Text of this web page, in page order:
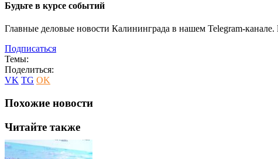
Будьте в курсе событий
Главные деловые новости Калининграда в нашем Telegram-
Подписаться
Темы:
Поделиться:
VK TG OK
Похожие новости
Читайте также